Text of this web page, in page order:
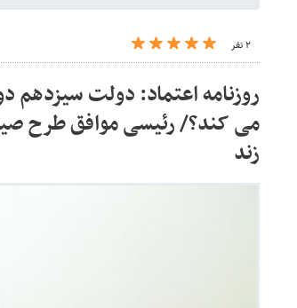
۲ نفر
روزنامه اعتماد: دولت سیزدهم
می کند؟/ رئیسی موافق طرح
زند